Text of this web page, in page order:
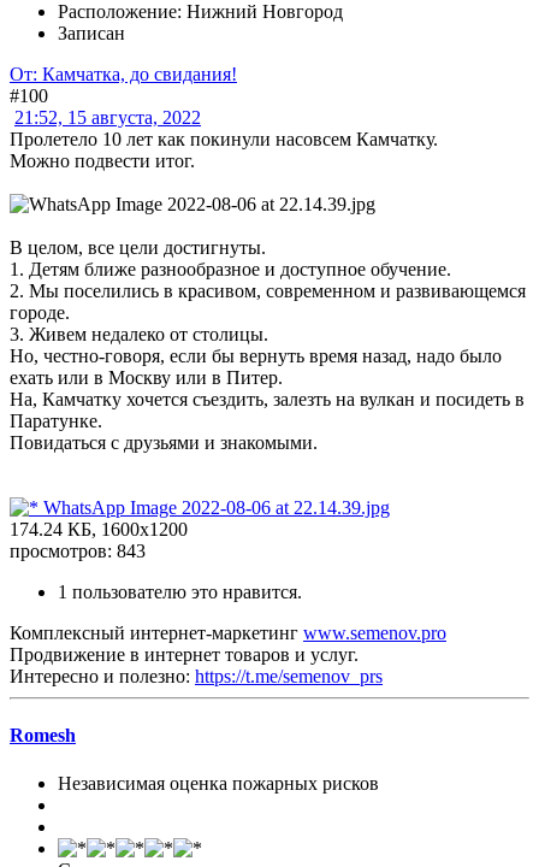
Расположение: Нижний Новгород
Записан
От: Камчатка, до свидания!
#100
21:52, 15 августа, 2022
Пролетело 10 лет как покинули насовсем Камчатку.
Можно подвести итог.
В целом, все цели достигнуты.
1. Детям ближе разнообразное и доступное обучение.
2. Мы поселились в красивом, современном и развивающемся
городе.
3. Живем недалеко от столицы.
Но, честно-говоря, если бы вернуть время назад, надо было
ехать или в Москву или в Питер.
На, Камчатку хочется съездить, залезть на вулкан и посидеть в
Паратунке.
Повидаться с друзьями и знакомыми.
WhatsApp Image 2022-08-06 at 22.14.39.jpg
174.24 КБ, 1600x1200
просмотров: 843
1 пользователю это нравится.
Комплексный интернет-маркетинг www.semenov.pro
Продвижение в интернет товаров и услуг.
Интересно и полезно: https://t.me/semenov_prs
Romesh
Независимая оценка пожарных рисков